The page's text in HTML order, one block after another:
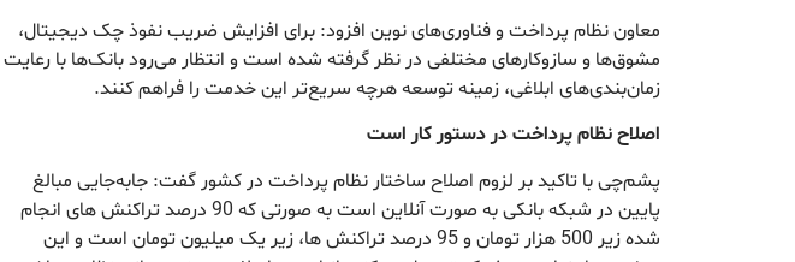
معاون نظام پرداخت و فناوری‌های نوین افزود: برای افزایش ضریب نفوذ چک دیجیتال،
مشوق‌ها و سازوکارهای مختلفی در نظر گرفته شده است و انتظار می‌رود بانک‌ها با رعایت
زمان‌بندی‌های ابلاغی، زمینه توسعه هرچه سریع‌تر این خدمت را فراهم کنند.
اصلاح نظام پرداخت در دستور کار است
پشم‌چی با تاکید بر لزوم اصلاح ساختار نظام پرداخت در کشور گفت: جابه‌جایی مبالغ
پایین در شبکه بانکی به صورت آنلاین است به صورتی که 90 درصد تراکنش های انجام
شده زیر 500 هزار تومان و 95 درصد تراکنش ها، زیر یک میلیون تومان است و این